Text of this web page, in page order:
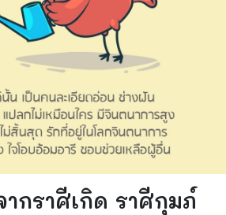
กราศีเกิด ราศีกุมภ์